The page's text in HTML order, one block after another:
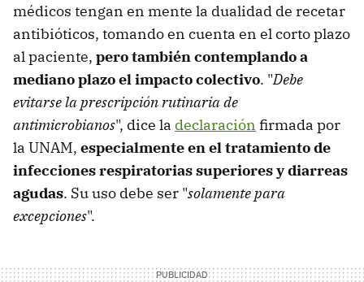
médicos tengan en mente la dualidad de recetar
antibióticos, tomando en cuenta en el corto plazo
al paciente, pero también contemplando a
mediano plazo el impacto colectivo. "Debe
evitarse la prescripción rutinaria de
antimicrobianos", dice la declaración firmada por
la UNAM, especialmente en el tratamiento de
infecciones respiratorias superiores y diarreas
agudas. Su uso debe ser "solamente para
excepciones".